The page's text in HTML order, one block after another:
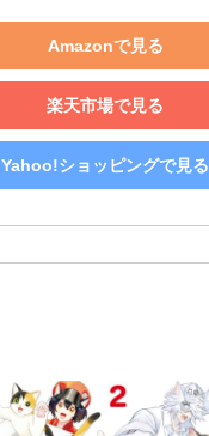
Amazonで見る
楽天市場で見る
Yahoo!ショッピングで見る